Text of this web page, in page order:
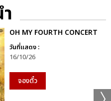
OH MY FOURTH CONCERT
วันที่แสดง :
16/10/26
จองตั๋ว